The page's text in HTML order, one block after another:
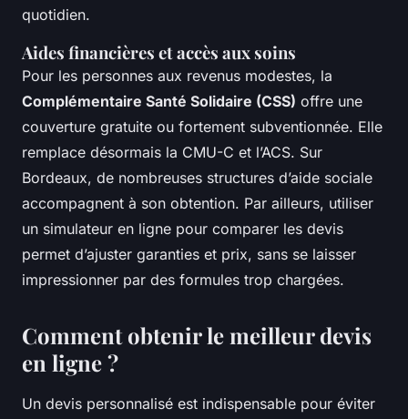
quotidien.
Aides financières et accès aux soins
Pour les personnes aux revenus modestes, la
Complémentaire Santé Solidaire (CSS) offre une
couverture gratuite ou fortement subventionnée. Elle
remplace désormais la CMU-C et l’ACS. Sur
Bordeaux, de nombreuses structures d’aide sociale
accompagnent à son obtention. Par ailleurs, utiliser
un simulateur en ligne pour comparer les devis
permet d’ajuster garanties et prix, sans se laisser
impressionner par des formules trop chargées.
Comment obtenir le meilleur devis
en ligne ?
Un devis personnalisé est indispensable pour éviter